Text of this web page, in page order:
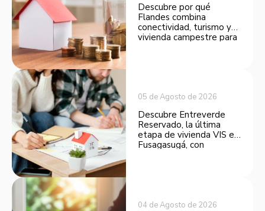
Descubre por qué
Flandes combina
conectividad, turismo y
vivienda campestre para
05 de Agosto de 2026
Descubre Entreverde
Reservado, la última
etapa de vivienda VIS en
Fusagasugá, con
04 de Agosto de 2026